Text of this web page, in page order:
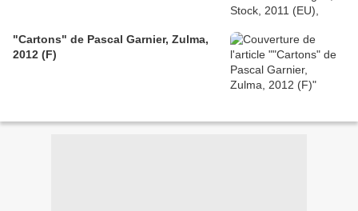
"Cartons" de Pascal Garnier, Zulma,
2012 (F)